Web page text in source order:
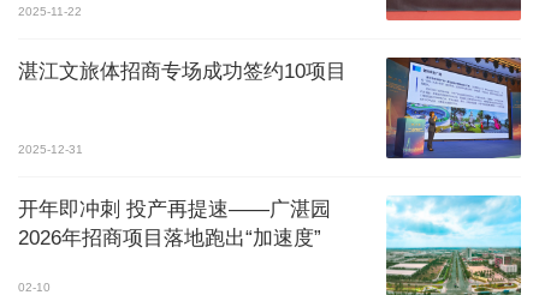
2025-11-22
湛江文旅体招商专场成功签约10项目
2025-12-31
开年即冲刺 投产再提速——广湛园
2026年招商项目落地跑出“加速度”
02-10